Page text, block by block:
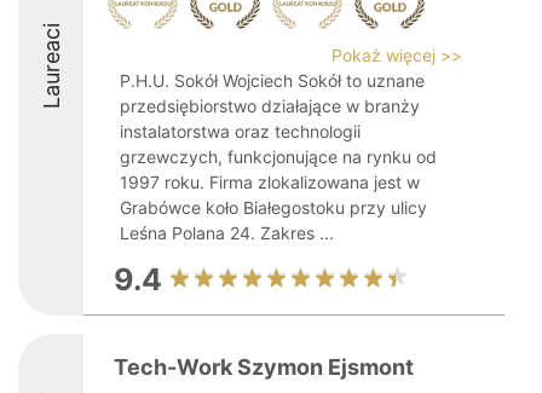
Laureaci
Pokaż więcej >>
P.H.U. Sokół Wojciech Sokół to uznane
przedsiębiorstwo działające w branży
instalatorstwa oraz technologii
grzewczych, funkcjonujące na rynku od
1997 roku. Firma zlokalizowana jest w
Grabówce koło Białegostoku przy ulicy
Leśna Polana 24. Zakres ...
9.4
Tech-Work Szymon Ejsmont